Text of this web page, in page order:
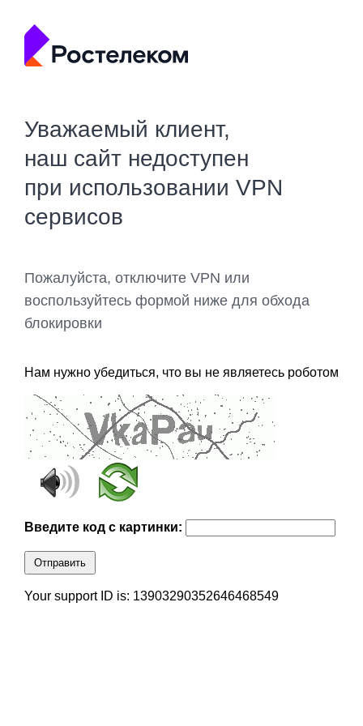
Уважаемый клиент,
наш сайт недоступен
при использовании VPN
сервисов
Пожалуйста, отключите VPN или
воспользуйтесь формой ниже для обхода
блокировки
Нам нужно убедиться, что вы не являетесь роботом
Введите код с картинки:
Отправить
Your support ID is: 13903290352646468549